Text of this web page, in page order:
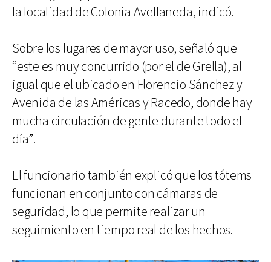
la localidad de Colonia Avellaneda, indicó.
Sobre los lugares de mayor uso, señaló que
“este es muy concurrido (por el de Grella), al
igual que el ubicado en Florencio Sánchez y
Avenida de las Américas y Racedo, donde hay
mucha circulación de gente durante todo el
día”.
El funcionario también explicó que los tótems
funcionan en conjunto con cámaras de
seguridad, lo que permite realizar un
seguimiento en tiempo real de los hechos.